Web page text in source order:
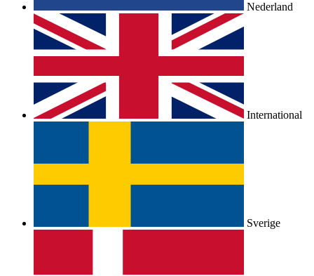
Nederland
International
Sverige